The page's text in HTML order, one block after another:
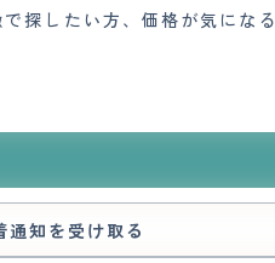
探したい方、価格が気になる
通知を受け取る